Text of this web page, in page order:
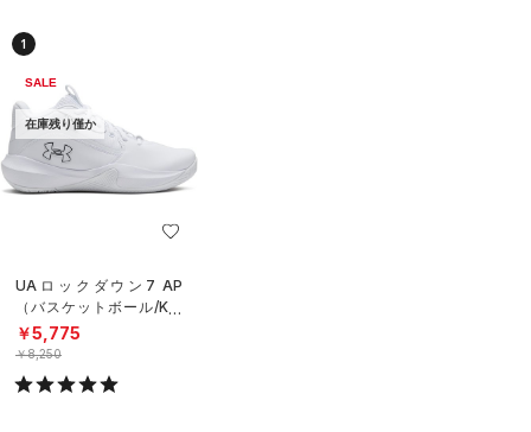
1
SALE
在庫残り僅か
UAロックダウン7 AP
（バスケットボール/KID
S）
￥5,775
￥8,250